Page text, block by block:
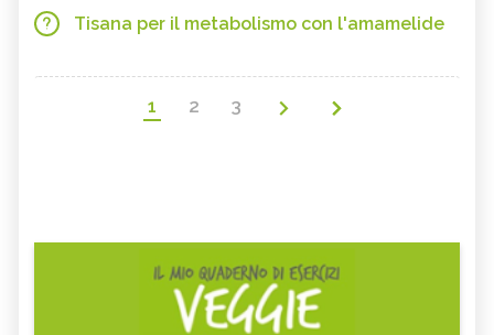
Tisana per il metabolismo con l'amamelide
1 2 3